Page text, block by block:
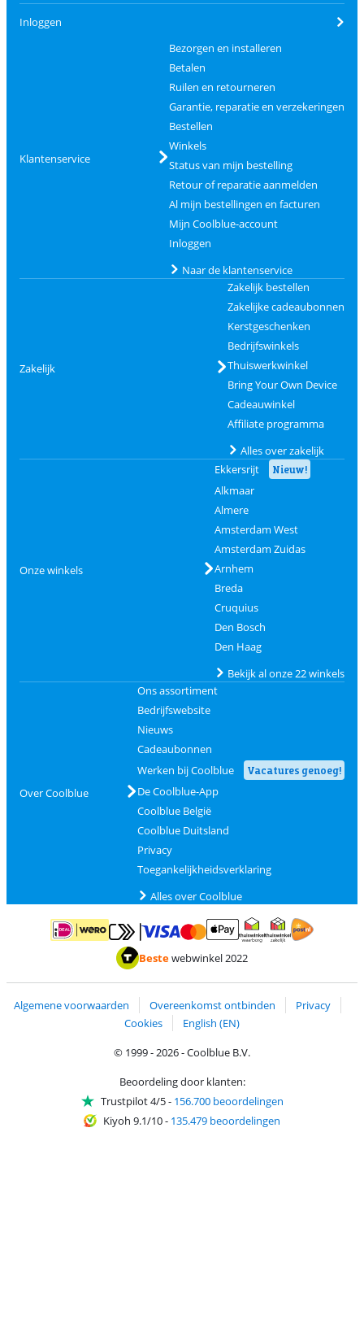
Inloggen
Klantenservice
Bezorgen en installeren
Betalen
Ruilen en retourneren
Garantie, reparatie en verzekeringen
Bestellen
Winkels
Status van mijn bestelling
Retour of reparatie aanmelden
Al mijn bestellingen en facturen
Mijn Coolblue-account
Inloggen
Naar de klantenservice
Zakelijk
Zakelijk bestellen
Zakelijke cadeaubonnen
Kerstgeschenken
Bedrijfswinkels
Thuiswerkwinkel
Bring Your Own Device
Cadeauwinkel
Affiliate programma
Alles over zakelijk
Onze winkels
Ekkersrijt Nieuw!
Alkmaar
Almere
Amsterdam West
Amsterdam Zuidas
Arnhem
Breda
Cruquius
Den Bosch
Den Haag
Bekijk al onze 22 winkels
Over Coolblue
Ons assortiment
Bedrijfswebsite
Nieuws
Cadeaubonnen
Werken bij Coolblue
Vacatures genoeg!
De Coolblue-App
Coolblue België
Coolblue Duitsland
Privacy
Toegankelijkheidsverklaring
Alles over Coolblue
Betalen met iDEAL | WeroBetalen met MasterCard en Visa via ClickToPay
Betalen met ApplePay
Thuiswinkel waarborg
Bestewebwinkel 2022
Algemene voorwaarden Overeenkomst ontbinden
Privacy
Cookies
English (EN)
© 1999 - 2026 - Coolblue B.V.
Beoordeling door klanten:
Trustpilot 4/5- 156.700 beoordelingen
Kiyoh 9.1/10- 135.479 beoordelingen